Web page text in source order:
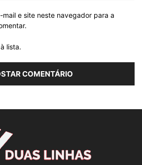
mail e site neste navegador para a
lista.